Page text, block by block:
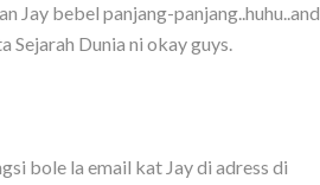
Jay bebel panjang-panjang..huhu..and
Sejarah Dunia ni okay guys.
bole la email kat Jay di adress di